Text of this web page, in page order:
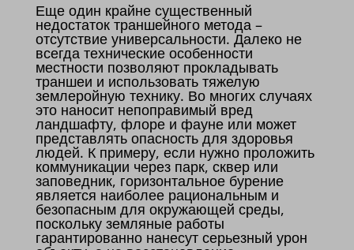
Еще один крайне существенный
недостаток траншейного метода –
отсутствие универсальности. Далеко не
всегда технические особенности
местности позволяют прокладывать
траншеи и использовать тяжелую
землеройную технику. Во многих случаях
это наносит непоправимый вред
ландшафту, флоре и фауне или может
представлять опасность для здоровья
людей. К примеру, если нужно проложить
коммуникации через парк, сквер или
заповедник, горизонтальное бурение
является наиболее рациональным и
безопасным для окружающей среды,
поскольку земляные работы
гарантированно нанесут серьезный урон